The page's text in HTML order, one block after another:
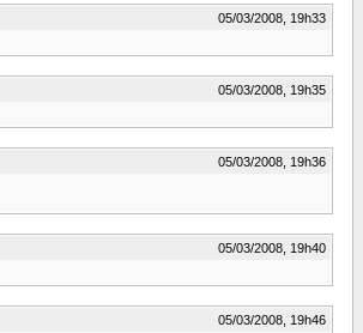
05/03/2008, 19h33
05/03/2008, 19h35
05/03/2008, 19h36
05/03/2008, 19h40
05/03/2008, 19h46